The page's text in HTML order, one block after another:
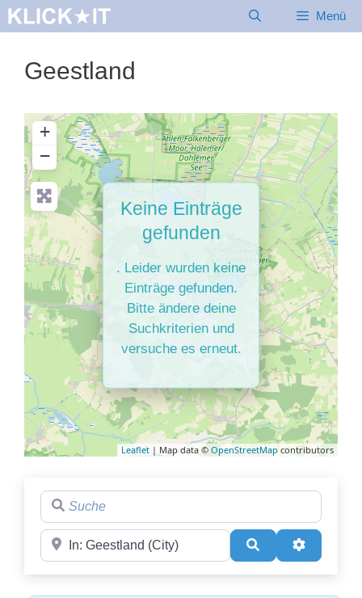
Zum
Inhalt
Menü
Geestland
+
−
Leaflet | Map data © OpenStreetMap contributors
Keine Einträge
gefunden
. Leider wurden keine
Einträge gefunden.
Bitte ändere deine
Suchkriterien und
versuche es erneut.
Suche
Region Suchen